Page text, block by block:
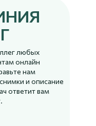
любых
онлайн
нам
и описание
ответит вам